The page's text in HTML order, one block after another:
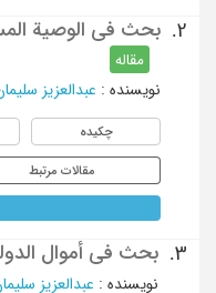
2. بحث فی الوصیة
مقاله
نویسنده : عبدالعزیز
چکیده
مقالات مرتبط
3. بحث فی أموال
نویسنده : عبدالعزیز